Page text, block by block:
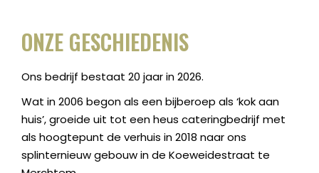
ONZE GESCHIEDENIS
Ons bedrijf bestaat 20 jaar in 2026.
Wat in 2006 begon als een bijberoep als ‘kok aan
huis’, groeide uit tot een heus cateringbedrijf met
als hoogtepunt de verhuis in 2018 naar ons
splinternieuw gebouw in de Koeweidestraat te